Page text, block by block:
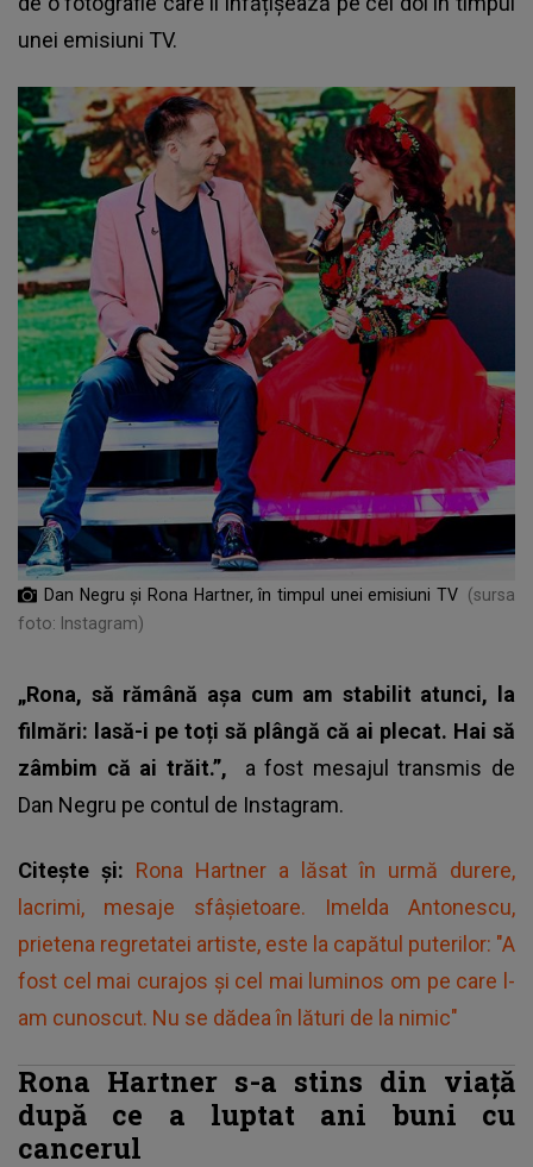
unei emisiuni TV.
Dan Negru și Rona Hartner, în timpul unei emisiuni TV (sursa
foto: Instagram)
„Rona, să rămână așa cum am stabilit atunci, la
filmări: lasă-i pe toți să plângă că ai plecat. Hai să
zâmbim că ai trăit.”, a fost mesajul transmis de
Dan Negru pe contul de Instagram.
Citește și: Rona Hartner a lăsat în urmă durere,
lacrimi, mesaje sfâșietoare. Imelda Antonescu,
prietena regretatei artiste, este la capătul puterilor: "A
fost cel mai curajos și cel mai luminos om pe care l-
am cunoscut. Nu se dădea în lături de la nimic"
Rona Hartner s-a stins din viață
după ce a luptat ani buni cu
cancerul